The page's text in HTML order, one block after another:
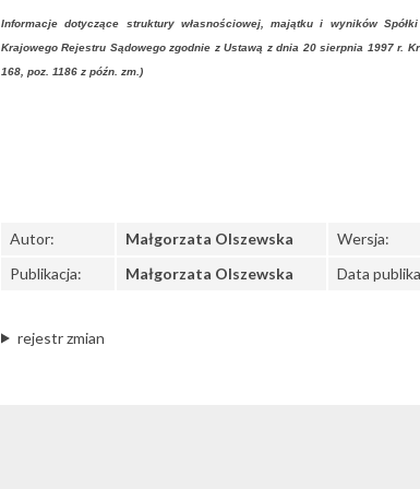
Informacje dotyczące struktury własnościowej, majątku i wyników
Krajowego Rejestru Sądowego zgodnie z Ustawą z dnia 20 sierpnia 1997 r.
168, poz. 1186 z późn. zm.)
Autor: Małgorzata Olszewska Wersja:
Publikacja:
Małgorzata Olszewska Data
rejestr zmian